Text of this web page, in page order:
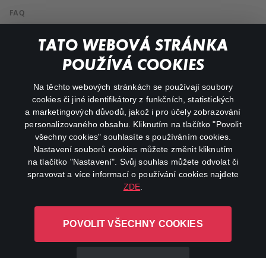
TATO WEBOVÁ STRÁNKA
POUŽÍVÁ COOKIES
Na těchto webových stránkách se používají soubory
cookies či jiné identifikátory z funkčních, statistických
a marketingových důvodů, jakož i pro účely zobrazování
personalizovaného obsahu. Kliknutím na tlačítko "Povolit
všechny cookies" souhlasíte s používáním cookies.
Nastavení souborů cookies můžete změnit kliknutím
na tlačítko "Nastavení". Svůj souhlas můžete odvolat či
spravovat a více informací o používání cookies najdete
ZDE
POVOLIT VŠECHNY COOKIES
FAQ
My profile
facebookinstagram
youtube
L-1246 Luxembourg R.C.S.